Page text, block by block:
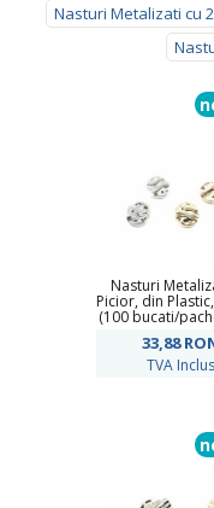
Nasturi Metalizati cu
Nasturi
Picior, din
(100 bucati/
33,88
TVA Inclus